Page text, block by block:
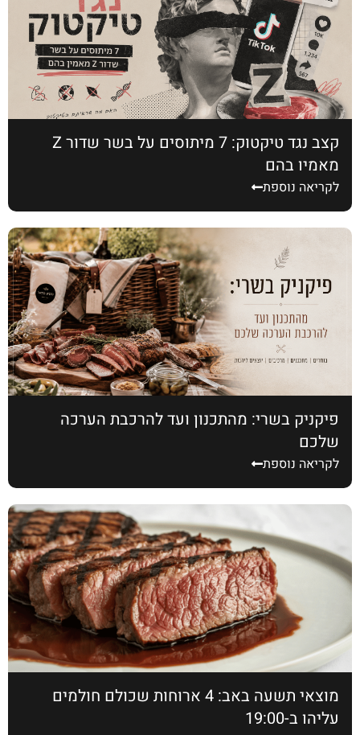
קצב נגד טיקטוק: 7 מיתוסים על בשר שדור Z
מאמין בהם
לקריאה נוספת
פיקניק בשרי: מהתכנון ועד להרכבת הערכה
שלכם
לקריאה נוספת
מוצאי תשעה באב: 4 ארוחות שכולם חולמים
עליהן ב-19:00